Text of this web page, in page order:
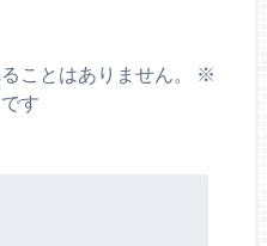
ことはありません。
※
す